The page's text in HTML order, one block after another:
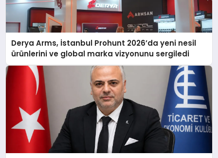
Derya Arms, İstanbul Prohunt 2026’da yeni nesil
ürünlerini ve global marka vizyonunu sergiledi